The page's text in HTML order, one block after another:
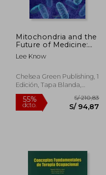
Mitochondria and the
Future of Medicine:
The key to
Understanding
Illness, Aging, and
Life Itself (en Inglés)
Lee Know
Chelsea Green Publishing, 1
Edición, Tapa Blanda,
Nuevo